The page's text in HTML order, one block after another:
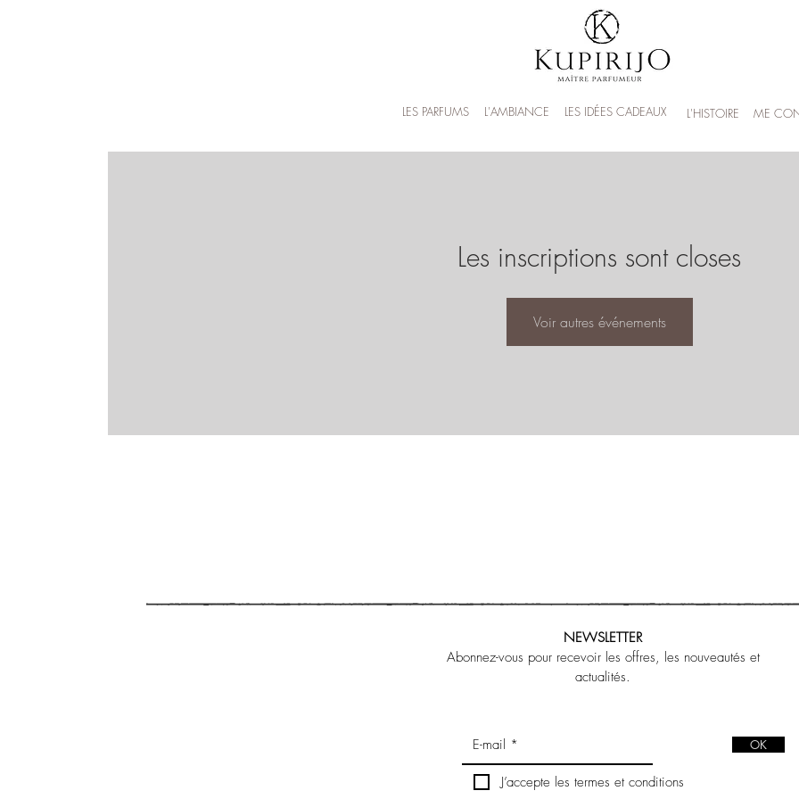
LES PARFUMS L'AMBIANCE LES IDÉES CADEAUX L'HISTOIRE ME
Les inscriptions sont closes
Voir autres événements
NEWSLETTER
Abonnez-vous pour recevoir les offres, les nouveautés et
actualités.
OK
J’accepte les termes et conditions